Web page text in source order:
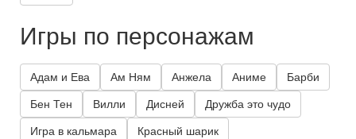
Игры по персонажам
Адам и Ева Ам Ням Анжела Аниме Барби
Бен Тен Вилли Дисней Дружба это чудо
Игра в кальмара Красный шарик